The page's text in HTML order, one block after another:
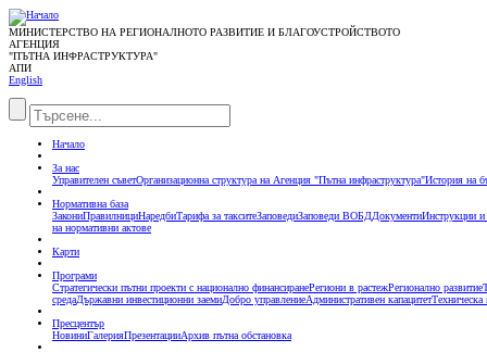
МИНИСТЕРСТВО НА РЕГИОНАЛНОТО РАЗВИТИЕ И БЛАГОУСТРОЙСТВОТО
АГЕНЦИЯ
"ПЪТНА ИНФРАСТРУКТУРА"
АПИ
English
Начало
За нас
Управителен съветОрганизационна структура на Агенция "Пътна инфраструктура"История на
Нормативна база
ЗакониПравилнициНаредбиТарифа за такситеЗаповедиЗаповеди ВОБДДокументиИнструкции
на нормативни актове
Карти
Програми
Стратегически пътни проекти с национално финансиранеРегиони в растежРегионално развитие
средаДържавни инвестиционни заемиДобро управлениеАдминистративен капацитет
Пресцентър
НовиниГалерияПрезентацииАрхив пътна обстановка